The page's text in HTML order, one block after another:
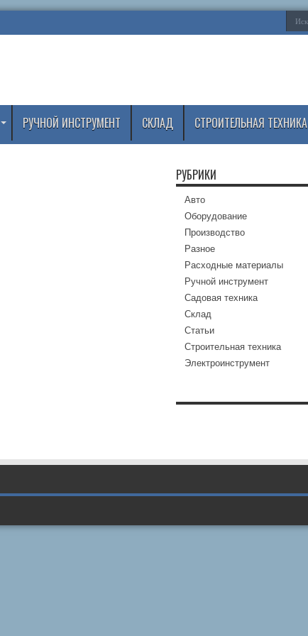
РУЧНОЙ ИНСТРУМЕНТ СКЛАД СТРОИТЕЛЬНАЯ ТЕХНИКА
РУБРИКИ
Авто
Оборудование
Производство
Разное
Расходные материалы
Ручной инструмент
Садовая техника
Склад
Статьи
Строительная техника
Электроинструмент